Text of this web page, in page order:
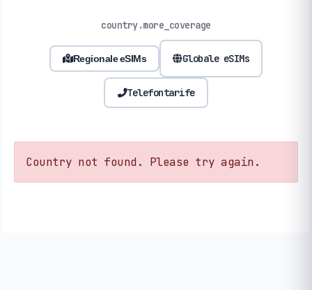
country.more_coverage
Regionale eSIMs Globale eSIMs
Telefontarife
Country not found. Please try again.